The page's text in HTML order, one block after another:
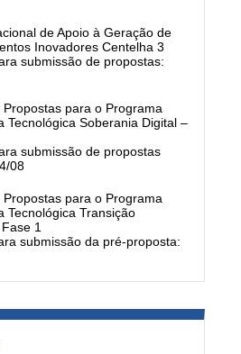
de Apoio à Geração de
Inovadores Centelha 3
submissão de propostas:
para o Programa
Tecnológica Soberania Digital –
submissão de propostas
08
para o Programa
Tecnológica Transição
1
submissão da pré-proposta: